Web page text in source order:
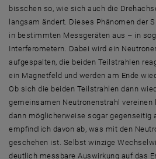
bisschen so, wie sich auch die
langsam ändert. Dieses Phänomen der
in bestimmten Messgeräten aus – in
Interferometern. Dabei wird ein
aufgespalten, die beiden Teilstrahlen
ein Magnetfeld und werden am Ende
Ob sich die beiden Teilstrahlen dann
gemeinsamen Neutronenstrahl vereinen
dann möglicherweise sogar gegenseitig
empfindlich davon ab, was mit den
geschehen ist. Selbst winzige
deutlich messbare Auswirkung auf das